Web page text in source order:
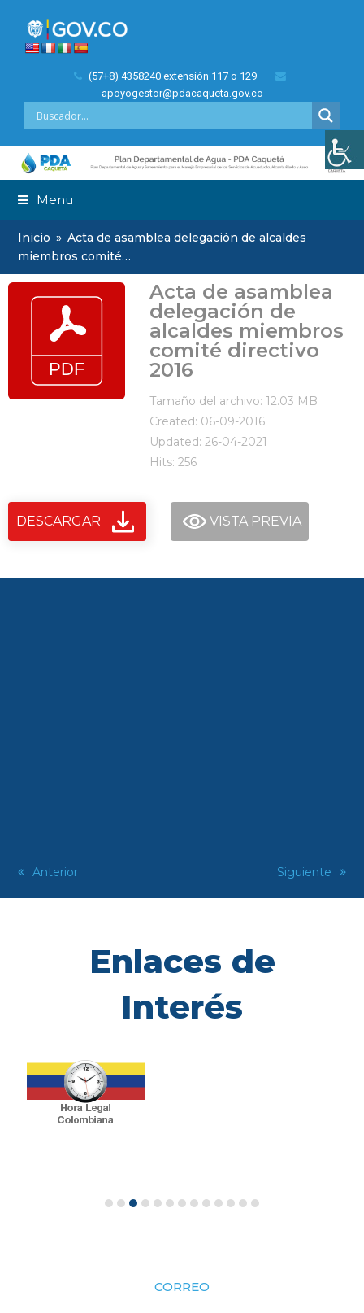
(57+8) 4358240 extensión 117 o 129
apoyogestor@pdacaqueta.gov.co
Menu
Inicio » Acta de asamblea delegación de alcaldes
miembros comité…
Acta de asamblea
delegación de
alcaldes miembros
comité directivo
2016
Tamaño del archivo: 12.03 MB
Created: 06-09-2016
Updated: 26-04-2021
Hits: 256
DESCARGAR VISTA PREVIA
previous
Anterior
next
Siguiente
Enlaces de
Interés
CORREO